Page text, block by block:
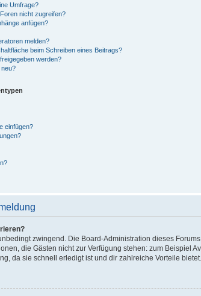
Umfrage?
nicht zugreifen?
anfügen?
melden?
beim Schreiben eines Beitrags?
werden?
einfügen?
zwingend. Die Board-Administration dieses
die Gästen nicht zur Verfügung stehen: zum Beispiel
da sie schnell erledigt ist und dir zahlreiche Vorteile bietet.